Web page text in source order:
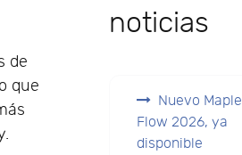
de
que
noticias
Nuevo Maple
Flow 2026, ya
disponible